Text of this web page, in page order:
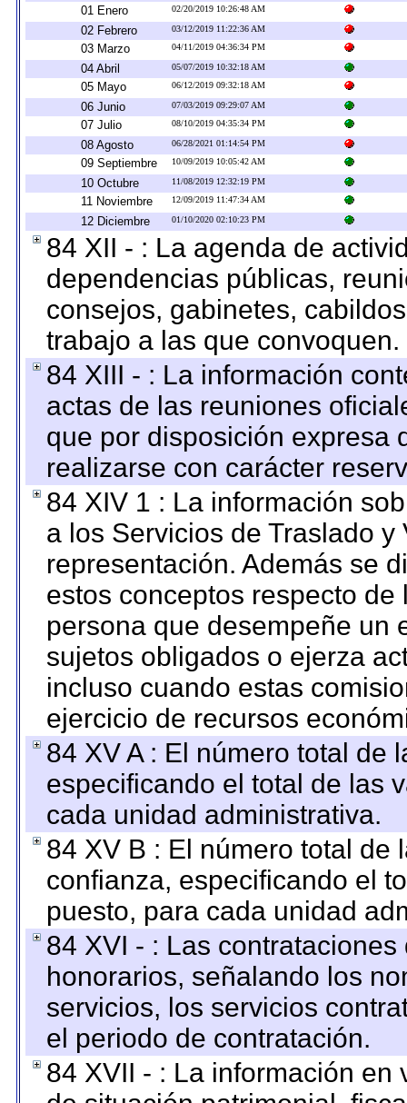
01 Enero 02/20/2019 10:26:48 AM
02 Febrero 03/12/2019 11:22:36 AM
03 Marzo 04/11/2019 04:36:34 PM
04 Abril 05/07/2019 10:32:18 AM
05 Mayo 06/12/2019 09:32:18 AM
06 Junio 07/03/2019 09:29:07 AM
07 Julio 08/10/2019 04:35:34 PM
08 Agosto 06/28/2021 01:14:54 PM
09 Septiembre 10/09/2019 10:05:42 AM
10 Octubre 11/08/2019 12:32:19 PM
11 Noviembre 12/09/2019 11:47:34 AM
12 Diciembre 01/10/2020 02:10:23 PM
84 XII - : La agenda de
dependencias públicas,
consejos, gabinetes,
trabajo a las que convoquen.
84 XIII - : La información
actas de las reuniones
que por disposición expresa
realizarse con carácter
84 XIV 1 : La información
a los Servicios de Traslado
representación. Además se
estos conceptos respecto
persona que desempeñe un
sujetos obligados o ejerza
incluso cuando estas
ejercicio de recursos
84 XV A : El número total de
especificando el total de las
cada unidad administrativa.
84 XV B : El número total de
confianza, especificando el
puesto, para cada unidad
84 XVI - : Las
honorarios, señalando los
servicios, los servicios
el periodo de contratación.
84 XVII - : La información